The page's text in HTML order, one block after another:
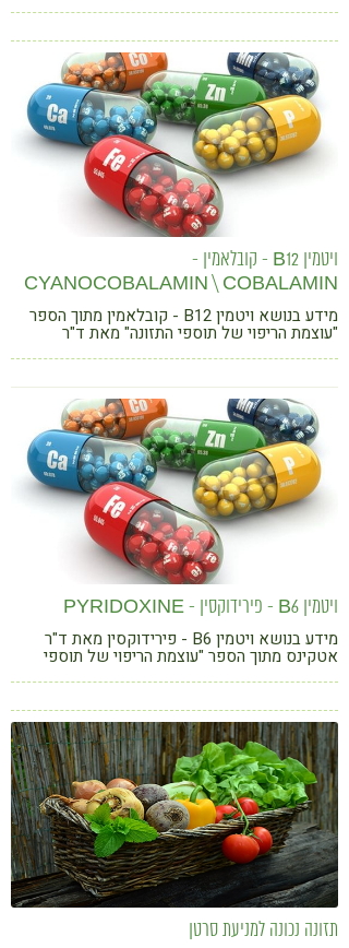
ויטמין B12 - קובלאמין -
CYANOCOBALAMIN \ COBALAMIN
מידע בנושא ויטמין B12 - קובלאמין מתוך הספר
"עוצמת הריפוי של תוספי התזונה" מאת ד"ר
ויטמין B6 - פירידוקסין - PYRIDOXINE
מידע בנושא ויטמין B6 - פירידוקסין מאת ד"ר
אטקינס מתוך הספר "עוצמת הריפוי של תוספי
תזונה נכונה למניעת סרטן